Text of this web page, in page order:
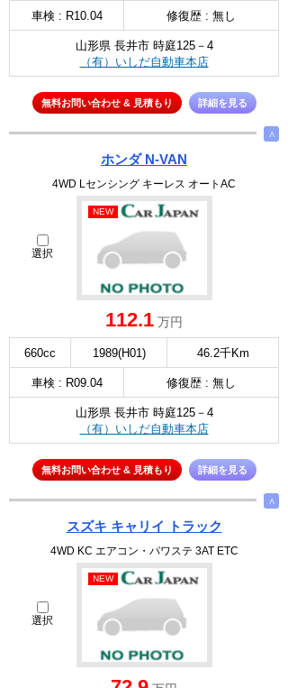
車検 : R10.04 修復歴 : 無し
山形県 長井市 時庭125－4
（有）いしだ自動車本店
無料お問い合わせ & 見積もり 詳細を見る
∧
ホンダ N-VAN
4WD Lセンシング キーレス オートAC
選択
NEW
112.1 万円
660cc 1989(H01) 46.2千Km
車検 : R09.04 修復歴 : 無し
山形県 長井市 時庭125－4
（有）いしだ自動車本店
無料お問い合わせ & 見積もり 詳細を見る
∧
スズキ キャリイ トラック
4WD KC エアコン・パワステ 3AT ETC
選択
NEW